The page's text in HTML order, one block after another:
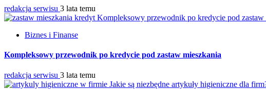
redakcja serwisu 3 lata temu
Kompleksowy przewodnik po kredycie pod zastaw
Biznes i Finanse
Kompleksowy przewodnik po kredycie pod zastaw mieszkania
redakcja serwisu 3 lata temu
Jakie są niezbędne artykuły higieniczne dla